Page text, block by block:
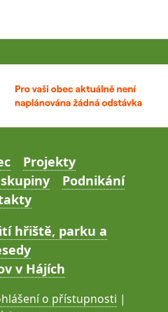
Projekty
Podnikání
hřiště, parku a
v Hájích
o přístupnosti |